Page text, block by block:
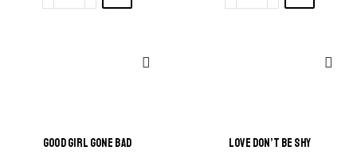
GOOD GIRL GONE BAD LOVE DON’T BE SHY